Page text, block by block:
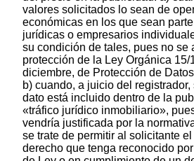
valores solicitados lo sean de
económicas en los que sean
jurídicas o empresarios
su condición de tales, pues no se
protección de la Ley Orgánica 15/
diciembre, de Protección de
b) cuando, a juicio del
dato está incluido dentro de la
«tráfico jurídico inmobiliario»,
vendría justificada por la
se trate de permitir al solicitante
derecho que tenga reconocido